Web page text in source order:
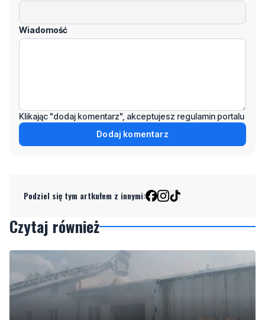
Wiadomość
Klikając "dodaj komentarz", akceptujesz regulamin portalu
Dodaj komentarz
Podziel się tym artkułem z innymi:
Czytaj również